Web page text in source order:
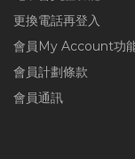
更換電話再登入
會員My Account功
會員計劃條款
會員通訊